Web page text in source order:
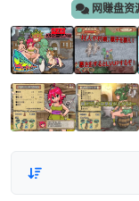
网赚盘资